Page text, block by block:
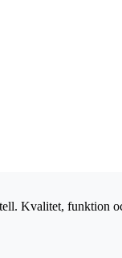
Kvalitet, funktion